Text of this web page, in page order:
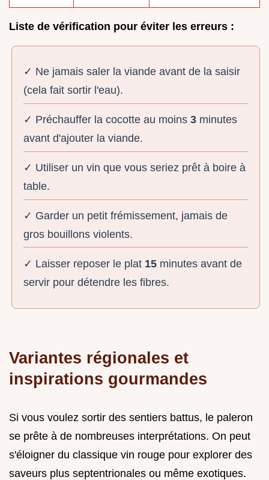
Liste de vérification pour éviter les erreurs :
✓ Ne jamais saler la viande avant de la saisir
(cela fait sortir l'eau).
✓ Préchauffer la cocotte au moins3 minutes
avant d'ajouter la viande.
✓ Utiliser un vin que vous seriez prêt à boire à
table.
✓ Garder un petit frémissement, jamais de
gros bouillons violents.
✓ Laisser reposer le plat 15 minutes avant de
servir pour détendre les fibres.
Variantes régionales et
inspirations gourmandes
Si vous voulez sortir des sentiers battus, le paleron
se prête à de nombreuses interprétations. On peut
s'éloigner du classique vin rouge pour explorer des
saveurs plus septentrionales ou même exotiques.